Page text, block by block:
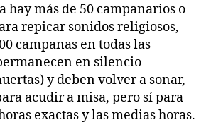
hay más de 50 campanarios o
repicar sonidos religiosos,
campanas en todas las
en silencio
y deben volver a sonar,
acudir a misa, pero sí para
exactas y las medias horas.